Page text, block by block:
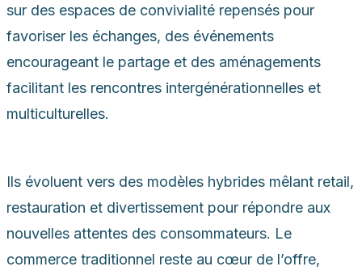
sur des espaces de convivialité repensés pour
favoriser les échanges, des événements
encourageant le partage et des aménagements
facilitant les rencontres intergénérationnelles et
multiculturelles.
Ils évoluent vers des modèles hybrides mêlant retail,
restauration et divertissement pour répondre aux
nouvelles attentes des consommateurs. Le
commerce traditionnel reste au cœur de l’offre,